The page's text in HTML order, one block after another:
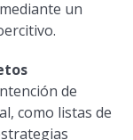
un
de
como listas de